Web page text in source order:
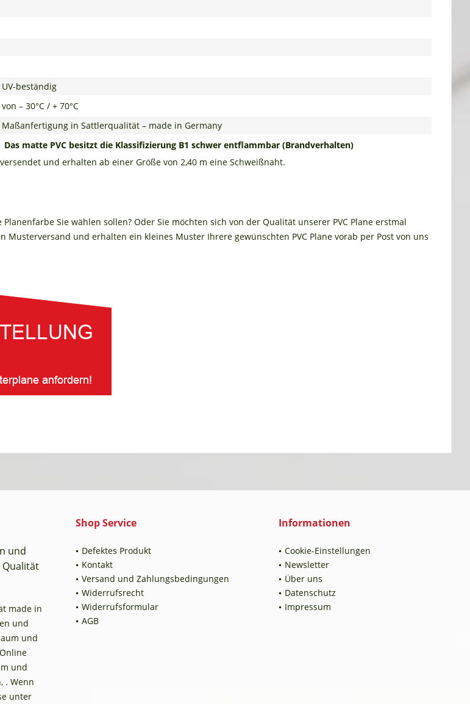
UV-beständig
von – 30°C / + 70°C
Maßanfertigung in Sattlerqualität – made in Germany
Das matte PVC besitzt die Klassifizierung B1 schwer entflammbar (Brandverhalten)
und erhalten ab einer Größe von 2,40 m eine Schweißnaht.
Sie wählen sollen? Oder Sie möchten sich von der Qualität unserer PVC Plane erstmal
Musterversand und erhalten ein kleines Muster Ihrere gewünschten PVC Plane vorab per Post von uns
und
Qualität
made in
und
und
und
. Wenn
unter
Shop Service
Defektes Produkt
Kontakt
Versand und Zahlungsbedingungen
Widerrufsrecht
Widerrufsformular
AGB
Informationen
Cookie-Einstellungen
Newsletter
Über uns
Datenschutz
Impressum